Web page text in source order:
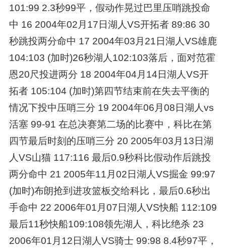
101:99 2.3秒99平，假动作晃过巴里压哨跳投命
中 16 2004年02月17日湖人VS开拓者 89:86 30
秒跳投两分命中 17 2004年03月21日湖人VS雄鹿
104:103 (加时)26秒湖人102:103落后，面对范霍
恩20尺投进两分 18 2004年04月14日湖人VS开
拓者 105:104 (加时)第四节结束前在失去平衡的
情况下投中压哨三分 19 2004年06月08日湖人vs
活塞 99-91 在总决赛第二场的比赛中，科比在第
四节最后时刻的压哨三分 20 2005年03月13日湖
人VS山猫 117:116 最后0.9秒科比假动作后跳投
两分命中 21 2005年11月02日湖人VS掘金 99:97
(加时)布朗抢到进攻篮板交给科比，最后0.6秒出
手命中 22 2006年01月07日湖人VS快船 112:109
最后11秒快船109:108领先湖人，科比绝杀 23
2006年01月12日湖人VS骑士 99:98 8.4秒97平，